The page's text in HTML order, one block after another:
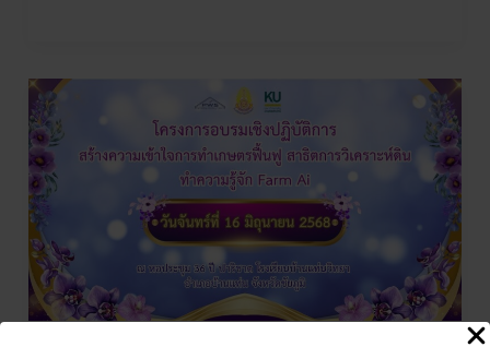
โครงการ
ฟื้นฟู
เกษตร
และ
ฟาร์ม
(Smart
Farm)